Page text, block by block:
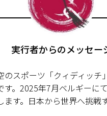
実行者からのメッセー
のスポーツ「クィディッ
。2025年7月ベルギーに
ます。日本から世界へ挑